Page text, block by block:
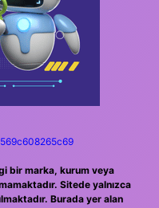
bir marka, kurum veya
Sitede yalnızca
Burada yer alan